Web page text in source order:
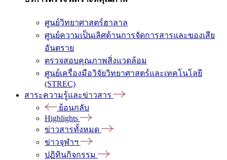
ศูนย์วิทยาศาสตร์ฮาลาล
ศูนย์ความเป็นเลิศด้านการจัดการสารและของเสีย
อันตราย
ตรวจสอบคุณภาพสิ่งแวดล้อม
ศูนย์เครื่องมือวิจัยวิทยาศาสตร์และเทคโนโลยี
(STREC)
สาระความรู้และข่าวสาร
ย้อนกลับ
Highlights
ข่าวสารทั้งหมด
ข่าวจุฬาฯ
ปฏิทินกิจกรรม